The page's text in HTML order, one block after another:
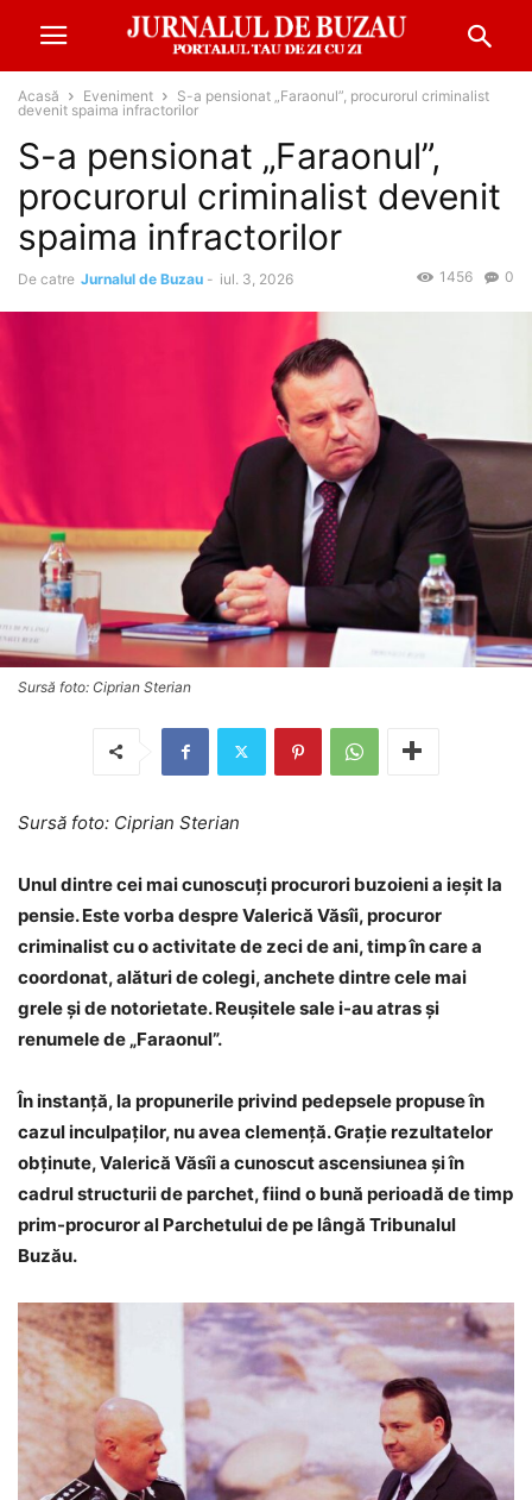
Acasă Eveniment
S-a pensionat „Faraonul”, procurorul criminalist
devenit spaima infractorilor
S-a pensionat „Faraonul”,
procurorul criminalist devenit
spaima infractorilor
De catre Jurnalul de Buzau - iul. 3, 2026 0
1456
Sursă foto: Ciprian Sterian
Sursă foto: Ciprian Sterian
Unul dintre cei mai cunoscuți procurori buzoieni a ieșit la
pensie. Este vorba despre Valerică Văsîi, procuror
criminalist cu o activitate de zeci de ani, timp în care a
coordonat, alături de colegi, anchete dintre cele mai
grele și de notorietate. Reușitele sale i-au atras și
renumele de „Faraonul”.
În instanță, la propunerile privind pedepsele propuse în
cazul inculpaților, nu avea clemență. Grație rezultatelor
obținute, Valerică Văsîi a cunoscut ascensiunea și în
cadrul structurii de parchet, fiind o bună perioadă de timp
prim-procuror al Parchetului de pe lângă Tribunalul
Buzău.